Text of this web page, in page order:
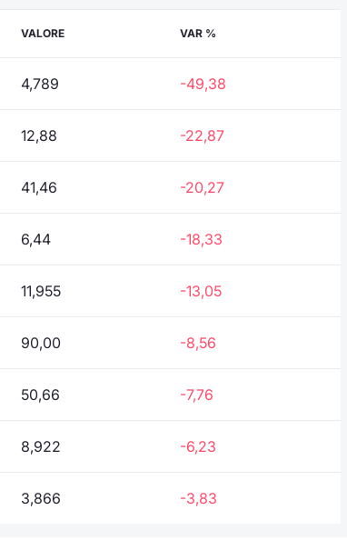
VALORE VAR %
4,789 -49,38
12,88 -22,87
41,46 -20,27
6,44 -18,33
11,955 -13,05
90,00 -8,56
50,66 -7,76
8,922 -6,23
3,866 -3,83